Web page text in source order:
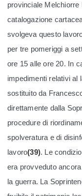
provinciale Melchiorre
catalogazione
svolgeva questo
per tre pomeriggi a
ore 15 alle ore 20. In
impedimenti relativi al
sostituito da
direttamente dalla
procedure di
spolveratura e di
lavoro(39). Le
era provveduto
la guerra. La